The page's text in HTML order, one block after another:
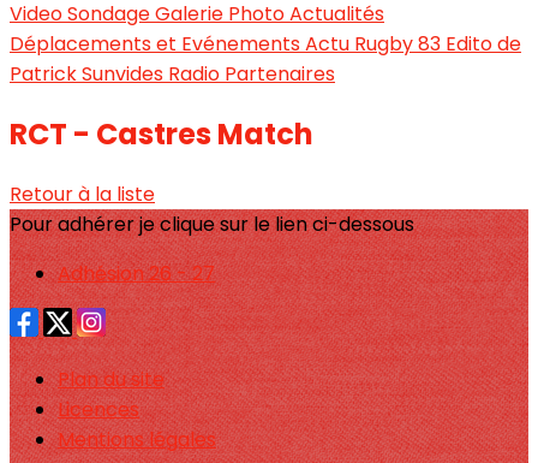
VideoSondageGalerie PhotoActualités
Déplacements et EvénementsActu Rugby 83 Edito de
PatrickSunvides Radio Partenaires
RCT - Castres Match
Retour à la liste
Pour adhérer je clique sur le lien ci-dessous
Adhésion 26 - 27
Plan du site
Licences
Mentions légales